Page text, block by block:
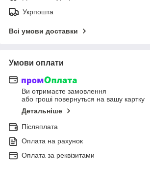
Укрпошта
Всі умови доставки
Умови оплати
Ви отримаєте замовлення
або гроші повернуться на вашу картку
Детальніше
Післяплата
Оплата на рахунок
Оплата за реквізитами